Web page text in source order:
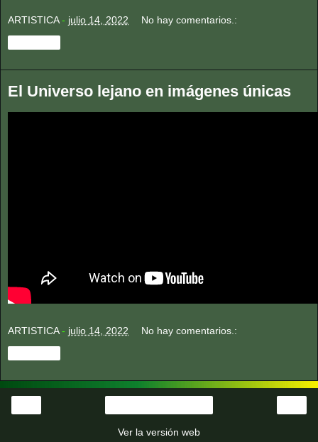
ARTISTICA - julio 14, 2022 No hay comentarios.:
El Universo lejano en imágenes únicas
ARTISTICA - julio 14, 2022 No hay comentarios.:
Ver la versión web